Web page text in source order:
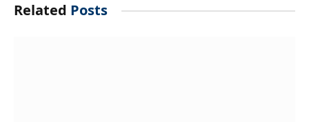
Related Posts